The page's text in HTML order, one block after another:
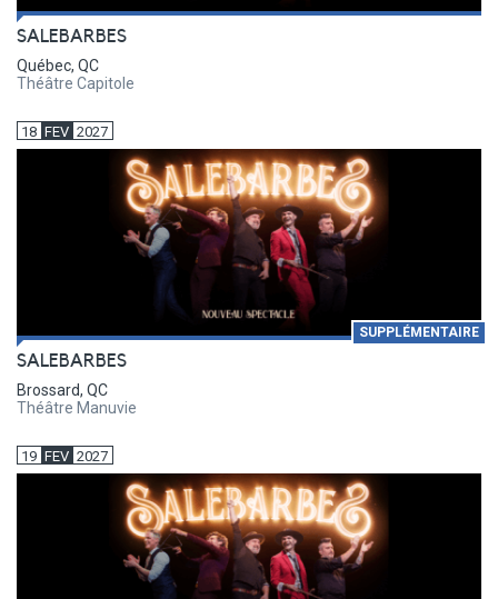
SALEBARBES
Québec, QC
Théâtre Capitole
18 FEV 2027
SUPPLÉMENTAIRE
SALEBARBES
Brossard, QC
Théâtre Manuvie
19 FEV 2027